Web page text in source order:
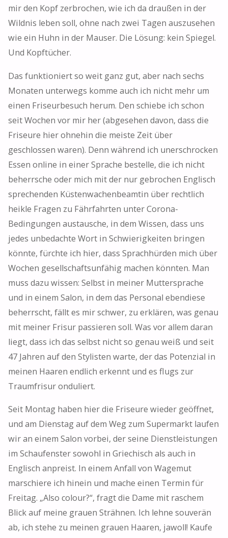
mir den Kopf zerbrochen, wie ich da draußen in der
Wildnis leben soll, ohne nach zwei Tagen auszusehen
wie ein Huhn in der Mauser. Die Lösung: kein Spiegel.
Und Kopftücher.
Das funktioniert so weit ganz gut, aber nach sechs
Monaten unterwegs komme auch ich nicht mehr um
einen Friseurbesuch herum. Den schiebe ich schon
seit Wochen vor mir her (abgesehen davon, dass die
Friseure hier ohnehin die meiste Zeit über
geschlossen waren). Denn während ich unerschrocken
Essen online in einer Sprache bestelle, die ich nicht
beherrsche oder mich mit der nur gebrochen Englisch
sprechenden Küstenwachenbeamtin über rechtlich
heikle Fragen zu Fährfahrten unter Corona-
Bedingungen austausche, in dem Wissen, dass uns
jedes unbedachte Wort in Schwierigkeiten bringen
könnte, fürchte ich hier, dass Sprachhürden mich über
Wochen gesellschaftsunfähig machen könnten. Man
muss dazu wissen: Selbst in meiner Muttersprache
und in einem Salon, in dem das Personal ebendiese
beherrscht, fällt es mir schwer, zu erklären, was genau
mit meiner Frisur passieren soll. Was vor allem daran
liegt, dass ich das selbst nicht so genau weiß und seit
47 Jahren auf den Stylisten warte, der das Potenzial in
meinen Haaren endlich erkennt und es flugs zur
Traumfrisur onduliert.
Seit Montag haben hier die Friseure wieder geöffnet,
und am Dienstag auf dem Weg zum Supermarkt laufen
wir an einem Salon vorbei, der seine Dienstleistungen
im Schaufenster sowohl in Griechisch als auch in
Englisch anpreist. In einem Anfall von Wagemut
marschiere ich hinein und mache einen Termin für
Freitag. „Also colour?“, fragt die Dame mit raschem
Blick auf meine grauen Strähnen. Ich lehne souverän
ab, ich stehe zu meinen grauen Haaren, jawoll! Kaufe